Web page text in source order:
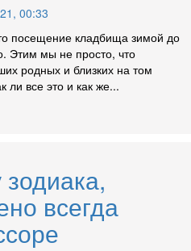
00:33
посещение кладбища зимой до
Этим мы не просто, что
родных и близких на том
все это и как же...
всегда